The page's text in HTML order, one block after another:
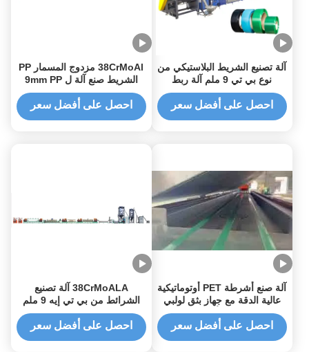
آلة تصنيع الشريط البلاستيكي من
نوع بي تي 9 ملم آلة ربط
الشريط المسمار الواحد
احصل على أفضل سعر
38CrMoAl مزدوج المسمار PP
الشريط صنع آلة ل 9mm PP
الشريط في 1000 RPM
احصل على أفضل سعر
آلة صنع أشرطة PET أوتوماتيكية
عالية الدقة مع جهاز بثق لولبي
واحد لخط إنتاج أشرطة الربط
PET
احصل على أفضل سعر
38CrMoALA آلة تصنيع
الشرائط من بي تي إيه 9 ملم
آلة تصنيع الشرائط
احصل على أفضل سعر